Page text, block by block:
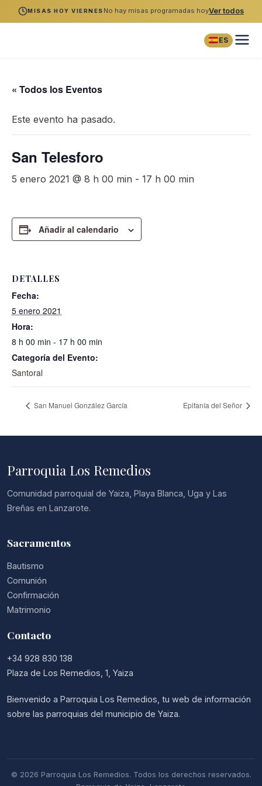
MISAS HOY VIERNES No hay misas programadas hoyVer todos
ES
« Todos los Eventos
Este evento ha pasado.
San Telesforo
5 enero 2021 @ 8 h 00 min - 17 h 00 min
Añadir al calendario
DETALLES
Fecha:
5 enero 2021
Hora:
8 h 00 min - 17 h 00 min
Categoría del Evento:
Santoral
San Manuel González García Epifanía del Señor
Parroquia Los Remedios
Comunidad parroquial de Yaiza, Playa Blanca, Uga y Las
Breñas en Lanzarote.
Sacramentos
Bautismo
Comunión
Confirmación
Matrimonio
Contacto
+34 928 830 138
Plaza de Los Remedios, 1, Yaiza
Bienvenido a Parroquia Los Remedios, tu web de información
sobre las parroquias del municipio de Yaiza.
© 2026 Parroquia Los Remedios. Todos los derechos reservados.